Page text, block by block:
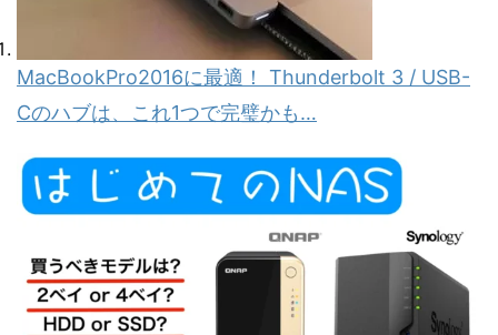
MacBookPro2016に最適！ Thunderbolt 3 / USB-
Cのハブは、これ1つで完璧かも…